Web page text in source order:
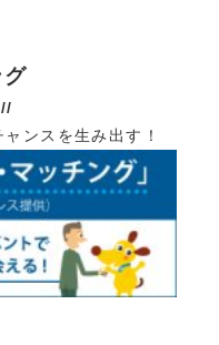
ンスを生み出す！